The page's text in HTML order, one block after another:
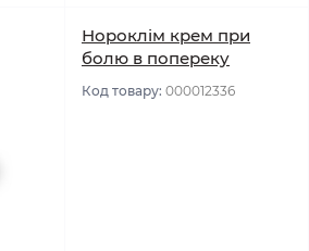
Нороклім крем при
болю в попереку
Код товару: 000012336